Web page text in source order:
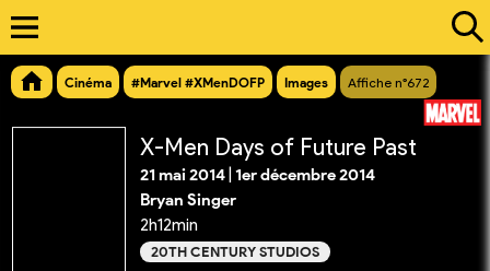
Cinéma #Marvel #XMenDOFP Images Affiche n°672
X-Men Days of Future Past
21 mai 2014 1er décembre 2014
Bryan Singer
2h12min
20TH CENTURY STUDIOS